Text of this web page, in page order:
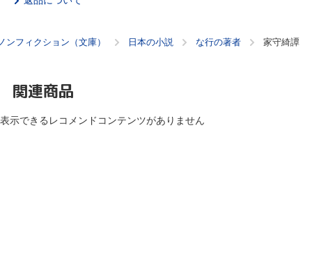
ンフィクション（文庫） 日本の小説 な行の著者 家守綺譚
関連商品
表示できるレコメンドコンテンツがありません